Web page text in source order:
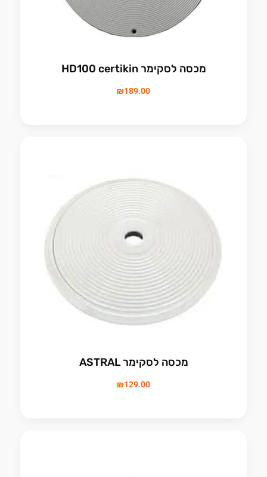
מכסה לסקימר HD100 certikin
₪189.00
מכסה לסקימר ASTRAL
₪129.00